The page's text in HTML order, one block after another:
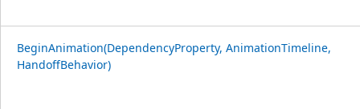
BeginAnimation(DependencyProperty, AnimationTimeline,
HandoffBehavior)